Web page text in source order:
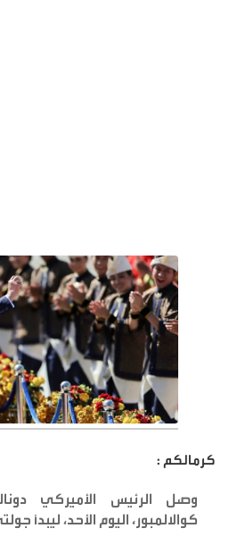
كرمالكم :
وصل الرئيس الأميركي
كوالالمبور، اليوم الأحد، ليبدأ